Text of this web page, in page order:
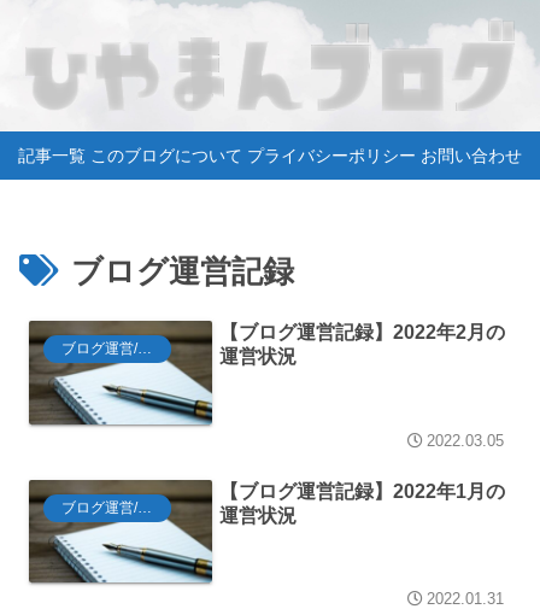
記事一覧 このブログについて プライバシーポリシー お問い合わせ
ブログ運営記録
ブログ運営/Tips
【ブログ運営記録】2022年2月の
運営状況
2022.03.05
ブログ運営/Tips
【ブログ運営記録】2022年1月の
運営状況
2022.01.31